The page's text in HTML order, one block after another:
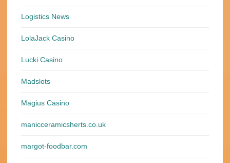
Logistics News
LolaJack Casino
Lucki Casino
Madslots
Magius Casino
manicceramicsherts.co.uk
margot-foodbar.com